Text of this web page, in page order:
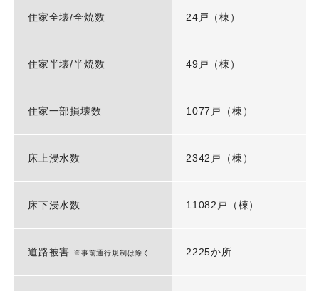
住家全壊/全焼数 24戸（棟）
住家半壊/半焼数 49戸（棟）
住家一部損壊数 1077戸（棟）
床上浸水数 2342戸（棟）
床下浸水数 11082戸（棟）
道路被害 ※事前通行規制は除く 2225か所